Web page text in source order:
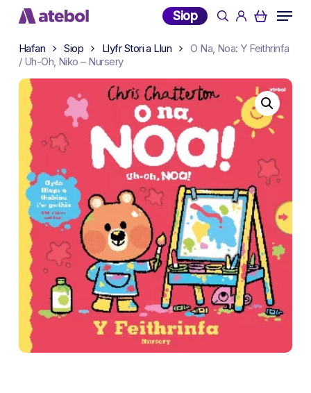
Skip
main
content
Siop searchaccount
Menu
Hafan Siop Llyfr Stori a Llun
O Na, Noa: Y Feithrinfa
/ Uh-Oh, Niko – Nursery